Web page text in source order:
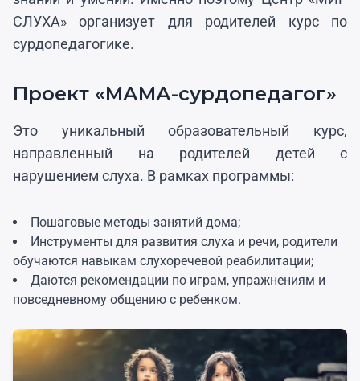
СЛУХА» организует для родителей курс по
сурдопедагогике.
Проект «МАМА-сурдопедагог»
Это уникальный образовательный курс,
направленный на родителей детей с
нарушением слуха. В рамках программы:
Пошаговые методы занятий дома;
Инструменты для развития слуха и речи, родители
обучаются навыкам слухоречевой реабилитации;
Даются рекомендации по играм, упражнениям и
повседневному общению с ребенком.